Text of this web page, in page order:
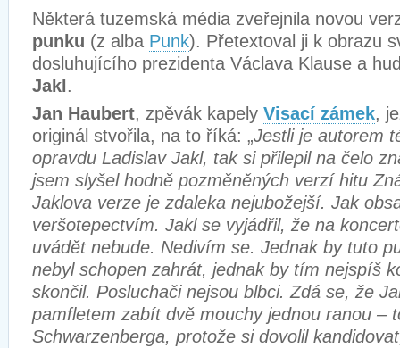
Některá tuzemská média zveřejnila novou
punku (z alba Punk). Přetextoval ji k obrazu
dosluhujícího prezidenta Václava Klause a
Jakl .
Jan Haubert, zpěvák kapely Visací zámek,
originál stvořila, na to říká: „Jestli je autorem
opravdu Ladislav Jakl, tak si přilepil na čelo
jsem slyšel hodně pozměněných verzí hitu
Jaklova verze je zdaleka nejubožejší. Jak
veršotepectvím. Jakl se vyjádřil, že na
uvádět nebude. Nedivím se. Jednak by tuto
nebyl schopen zahrát, jednak by tím nejspíš
skončil. Posluchači nejsou blbci. Zdá se, že
pamfletem zabít dvě mouchy jednou ranou –
Schwarzenberga, protože si dovolil